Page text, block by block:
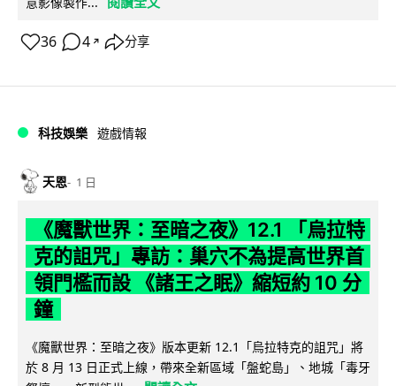
36 4 ↗ 分享
科技娛樂 遊戲情報
天恩 1 日
《魔獸世界：至暗之夜》12.1 「烏拉特
克的詛咒」專訪：巢穴不為提高世界首
領門檻而設 《諸王之眠》縮短約 10 分
鐘
《魔獸世界：至暗之夜》版本更新 12.1「烏拉特克的詛咒」將
於 8 月 13 日正式上線，帶來全新區域「盤蛇島」、地城「毒牙